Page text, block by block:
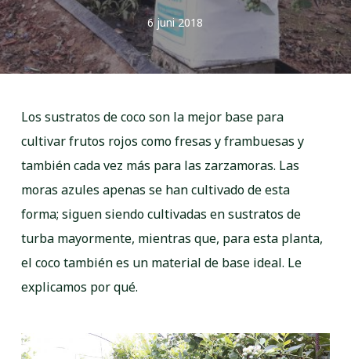
6 juni 2018
Los sustratos de coco son la mejor base para
cultivar frutos rojos como fresas y frambuesas y
también cada vez más para las zarzamoras. Las
moras azules apenas se han cultivado de esta
forma; siguen siendo cultivadas en sustratos de
turba mayormente, mientras que, para esta planta,
el coco también es un material de base ideal. Le
explicamos por qué.